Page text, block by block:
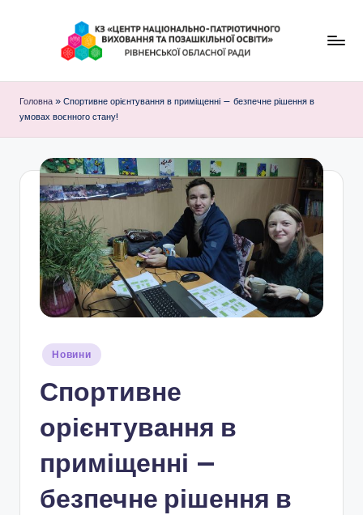
З
"
Ц
е
н
т
р
н
а
ц
і
о
н
а
л
ь
Головна » Спортивне орієнтування в приміщенні — безпечне рішення в
умовах воєнного стану!
Опубліковано
Новини
Спортивне
орієнтування в
приміщенні —
безпечне рішення в